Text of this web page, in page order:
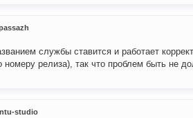
службы ставится и работает
номеру релиза), так что проблем быть не
studio